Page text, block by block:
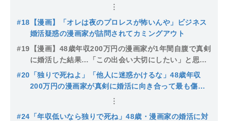
取り組むことを決意した切実な理由
#18 【漫画】「オレは夜のプロレスが怖いんや」ビジネス
婚活疑惑の漫画家が詰問されてカミングアウト
#19 【漫画】48歳年収200万円の漫画家が1年間自腹で真剣
に婚活した結果…「この出会い大切にしたい」と思っ
た女性たちとの壮絶なやりとりの末に手に入れたもの
#20 「独りで死ねよ」「他人に迷惑かけるな」48歳年収
200万円の漫画家が真剣に婚活に向き合って最も傷つ
いた言葉…それでも結婚を意識して成長したこと
#24 「年収低いなら独りで死ね」48歳・漫画家の婚活に対